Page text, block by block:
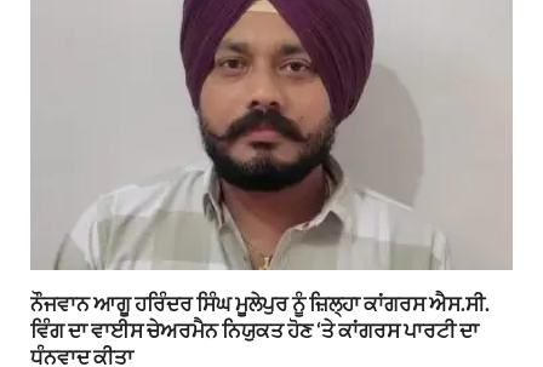
ਨੌਜਵਾਨ ਆਗੂ ਹਰਿੰਦਰ ਸਿੰਘ ਮੂਲੇਪੁਰ ਨੂੰ ਜ਼ਿਲ੍ਹਾ ਕਾਂਗਰਸ ਐਸ.ਸੀ.
ਵਿੰਗ ਦਾ ਵਾਈਸ ਚੇਅਰਮੈਨ ਨਿਯੁਕਤ ਹੋਣ ‘ਤੇ ਕਾਂਗਰਸ ਪਾਰਟੀ ਦਾ
ਧੰਨਵਾਦ ਕੀਤਾ